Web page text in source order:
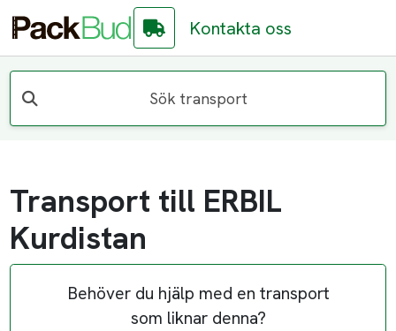
Kontakta oss
Sök transport
Transport till ERBIL
Kurdistan
Behöver du hjälp med en transport
som liknar denna?